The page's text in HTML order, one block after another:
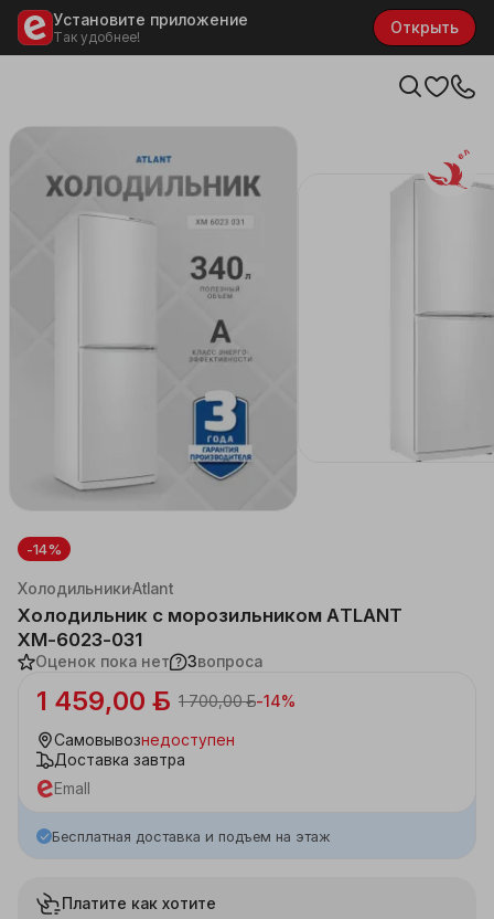
Установите приложение
Так удобнее!
Открыть
-14%
Каталог
Бытовая техника
Крупная техника для кухни
ХолодильникиAtlant
Холодильник с морозильником ATLANT
ХМ-6023-031
Оценок пока нет 3вопроса
1 700,00 ƃ-14%
1 459,00 ƃ
Самовывознедоступен
Доставка завтра
Emall
Бесплатная доставка и подъем на этаж
Платите как хотите